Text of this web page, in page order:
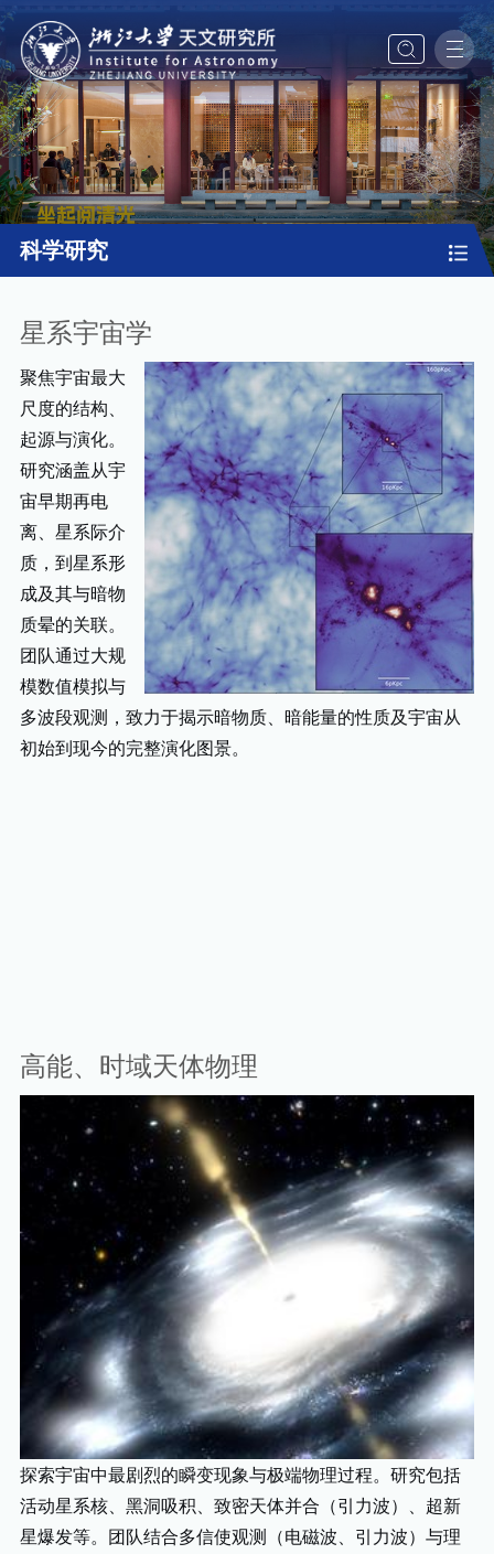
科学研究
星系宇宙学
聚焦宇宙最大
尺度的结构、
起源与演化。
研究涵盖从宇
宙早期再电
离、星系际介
质，到星系形
成及其与暗物
质晕的关联。
团队通过大规
模数值模拟与
多波段观测，致力于揭示暗物质、暗能量的性质及宇宙从
初始到现今的完整演化图景。
高能、时域天体物理
探索宇宙中最剧烈的瞬变现象与极端物理过程。研究包括
活动星系核、黑洞吸积、致密天体并合（引力波）、超新
星爆发等。团队结合多信使观测（电磁波、引力波）与理